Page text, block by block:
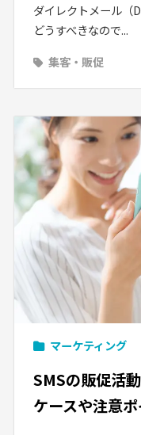
ダイレクトメール（
どうすべきなので...
集客・販促
マーケティング
SMSの販促活
ケースや注意